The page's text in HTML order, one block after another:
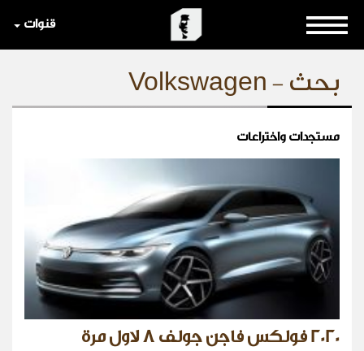
قنوات
بحث - Volkswagen
مستجدات واختراعات
2020 فولكس فاجن جولف 8 لاول مرة